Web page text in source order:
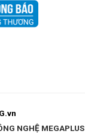
NGHỆ MEGAPLUS